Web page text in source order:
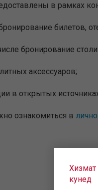
в рамках
билетов,
бронирование
аксессуаров;
в открытых
ознакомиться в
Хизмат
кунед